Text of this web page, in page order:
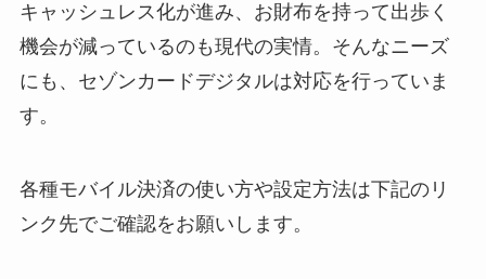
キャッシュレス化が進み、お財布を持って出歩く
機会が減っているのも現代の実情。そんなニーズ
にも、セゾンカードデジタルは対応を行っていま
す。
各種モバイル決済の使い方や設定方法は下記のリ
ンク先でご確認をお願いします。